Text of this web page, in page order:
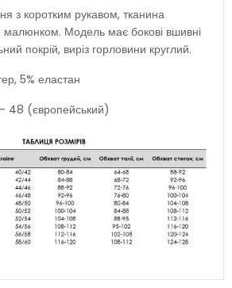
з коротким рукавом, тканина
малюнком. Модель має бокові вшивні
покрій, виріз горловини круглий.
5% еластан
48 (європейський)